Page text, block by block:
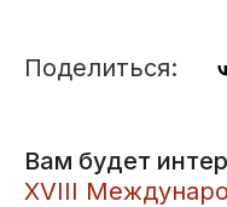
Поделиться:
Вам будет
XVIII